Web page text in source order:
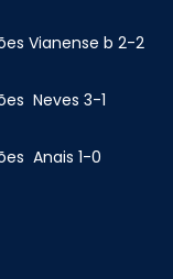
Vianense b 2-2
Neves 3-1
Anais 1-0